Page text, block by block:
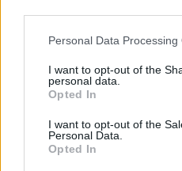
Please note that this website/
not limited to your visit or
grant or deny consent to
use your data for below
consent section.
Personal Data Processing
I want to opt-out of the
personal data.
Opted In
I want to opt-out of the
Personal Data.
Opted In